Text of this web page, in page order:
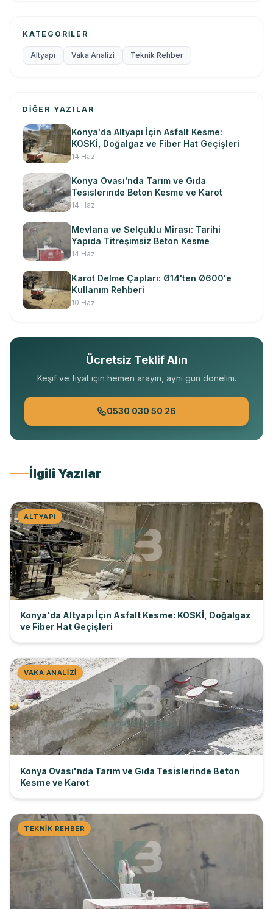
KATEGORILER
Altyapı Vaka Analizi Teknik Rehber
DIĞER YAZILAR
Konya'da Altyapı İçin Asfalt Kesme:
KOSKİ, Doğalgaz ve Fiber Hat Geçişleri
14 Haz
Konya Ovası'nda Tarım ve Gıda
Tesislerinde Beton Kesme ve Karot
14 Haz
Mevlana ve Selçuklu Mirası: Tarihi
Yapıda Titreşimsiz Beton Kesme
14 Haz
Karot Delme Çapları: Ø14'ten Ø600'e
Kullanım Rehberi
10 Haz
Ücretsiz Teklif Alın
Keşif ve fiyat için hemen arayın, aynı gün dönelim.
0530 030 50 26
İlgili Yazılar
ALTYAPI
Konya'da Altyapı İçin Asfalt Kesme: KOSKİ, Doğalgaz
ve Fiber Hat Geçişleri
VAKA ANALIZI
Konya Ovası'nda Tarım ve Gıda Tesislerinde Beton
Kesme ve Karot
TEKNIK REHBER